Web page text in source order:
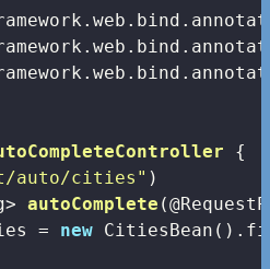
{
auto/cities" )
autoComplete
=
new